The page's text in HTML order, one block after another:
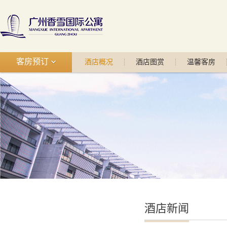
酒店概况 酒店图赏 温馨客房
客房预订
酒店新闻